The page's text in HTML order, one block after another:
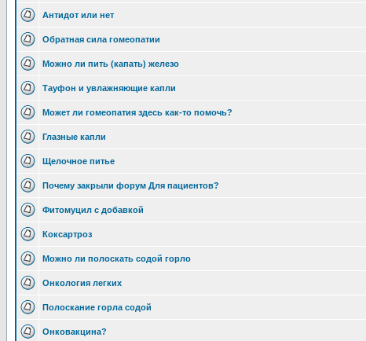
Антидот или нет
Обратная сила гомеопатии
Можно ли пить (капать) железо
Тауфон и увлажняющие капли
Может ли гомеопатия здесь как-то помочь?
Глазные капли
Щелочное питье
Почему закрыли форум Для пациентов?
Фитомуцил с добавкой
Коксартроз
Можно ли полоскать содой горло
Онкология легких
Полоскание горла содой
Онковакцина?